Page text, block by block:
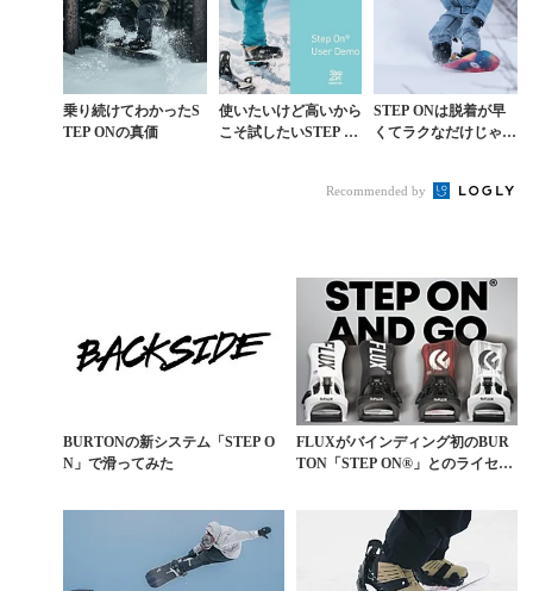
乗り続けてわかったS
TEP ONの真価
使いたいけど高いから
こそ試したいSTEP O
STEP ONは脱着が早
くてラクなだけじゃな
STEP O...
Recommended by
BURTONの新システム「STEP O
N」で滑ってみた
FLUXがバインディング初のBUR
TON「STEP ON®」とのライセン